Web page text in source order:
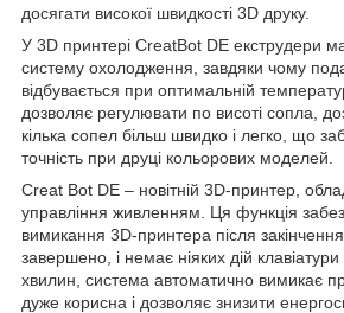
досягати високої швидкості 3D друку.
У 3D принтері CreatBot DE екструдери
систему охолодження, завдяки чому
відбувається при оптимальній
дозволяє регулювати по висоті сопла,
кілька сопел більш швидко і легко, що
точність при друці кольорових моделей.
Creat Bot DЕ – новітній 3D-принтер,
управління живленням. Ця функція
вимикання 3D-принтера після
завершено, і немає ніяких дій
хвилин, система автоматично вимикає
дуже корисна і дозволяє знизити